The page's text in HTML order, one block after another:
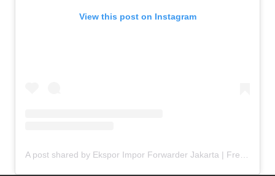
View this post on Instagram